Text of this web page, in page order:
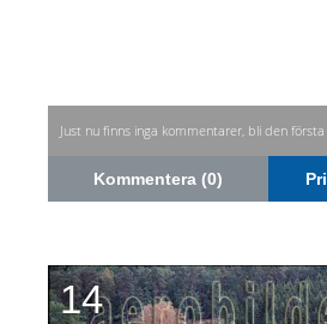
Just nu finns inga kommentarer, bli den
Kommentera (0)
14